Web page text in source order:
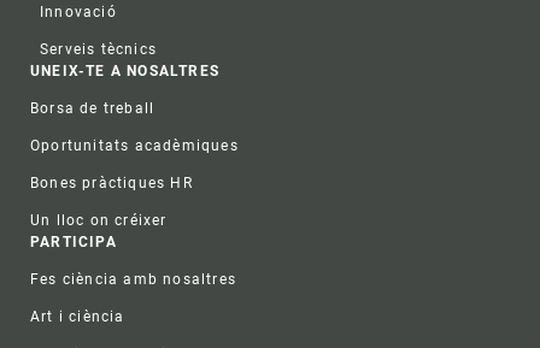
Innovació
Serveis tècnics
UNEIX-TE A NOSALTRES
Borsa de treball
Oportunitats acadèmiques
Bones pràctiques HR
Un lloc on créixer
PARTICIPA
Fes ciència amb nosaltres
Art i ciència